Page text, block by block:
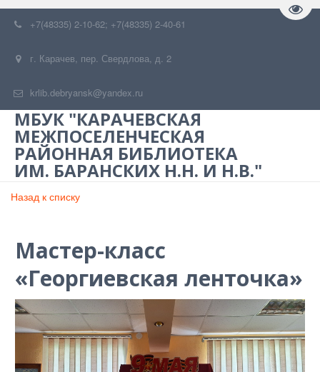
+7(48335) 2-10-62; +7(48335) 2-40-61
г. Карачев, пер. Свердлова, д. 2
krlib.debryansk@yandex.ru
МБУК "КАРАЧЕВСКАЯ
МЕЖПОСЕЛЕНЧЕСКАЯ
РАЙОННАЯ БИБЛИОТЕКА
ИМ. БАРАНСКИХ Н.Н. И Н.В."
Назад к списку
Мастер-класс
«Георгиевская ленточка»